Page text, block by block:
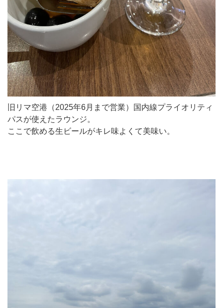
旧リマ空港（2025年6月まで営業）国内線プライオリティ
パスが使えたラウンジ。
ここで飲める生ビールがキレ味よくて美味い。